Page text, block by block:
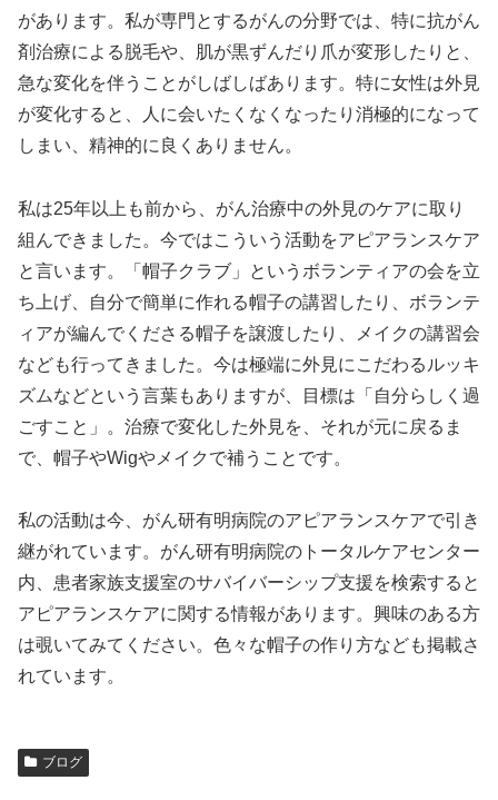
があります。私が専門とするがんの分野では、特に抗がん
剤治療による脱毛や、肌が黒ずんだり爪が変形したりと、
急な変化を伴うことがしばしばあります。特に女性は外見
が変化すると、人に会いたくなくなったり消極的になって
しまい、精神的に良くありません。
私は25年以上も前から、がん治療中の外見のケアに取り
組んできました。今ではこういう活動をアピアランスケア
と言います。「帽子クラブ」というボランティアの会を立
ち上げ、自分で簡単に作れる帽子の講習したり、ボランテ
ィアが編んでくださる帽子を譲渡したり、メイクの講習会
なども行ってきました。今は極端に外見にこだわるルッキ
ズムなどという言葉もありますが、目標は「自分らしく過
ごすこと」。治療で変化した外見を、それが元に戻るま
で、帽子やWigやメイクで補うことです。
私の活動は今、がん研有明病院のアピアランスケアで引き
継がれています。がん研有明病院のトータルケアセンター
内、患者家族支援室のサバイバーシップ支援を検索すると
アピアランスケアに関する情報があります。興味のある方
は覗いてみてください。色々な帽子の作り方なども掲載さ
れています。
ブログ